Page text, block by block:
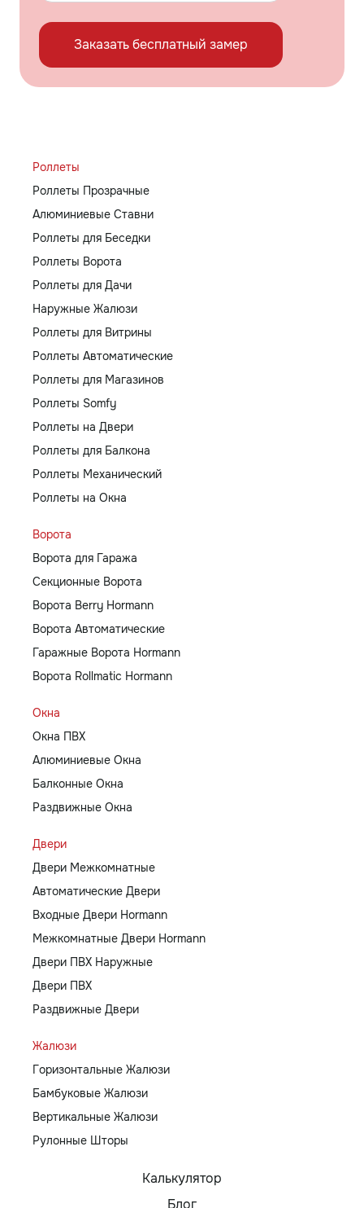
Заказать бесплатный замер
Роллеты
Роллеты Прозрачные
Алюминиевые Ставни
Роллеты для Беседки
Роллеты Ворота
Роллеты для Дачи
Наружные Жалюзи
Роллеты для Витрины
Роллеты Автоматические
Роллеты для Магазинов
Роллеты Somfy
Роллеты на Двери
Роллеты для Балкона
Роллеты Механический
Роллеты на Окна
Ворота
Ворота для Гаража
Секционные Ворота
Ворота Berry Hormann
Ворота Автоматические
Гаражные Ворота Hormann
Ворота Rollmatic Hormann
Окна
Окна ПВХ
Алюминиевые Окна
Балконные Окна
Раздвижные Окна
Двери
Двери Межкомнатные
Автоматические Двери
Входные Двери Hormann
Межкомнатные Двери Hormann
Двери ПВХ Наружные
Двери ПВХ
Раздвижные Двери
Жалюзи
Горизонтальные Жалюзи
Бамбуковые Жалюзи
Вертикальные Жалюзи
Рулонные Шторы
Калькулятор
Блог